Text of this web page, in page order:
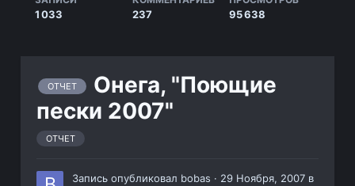
1 033 237 95 638
ОТЧЕТ
Онега, "Поющие
пески 2007"
ОТЧЕТ
Запись опубликовал bobas · 29 Ноября, 2007 в